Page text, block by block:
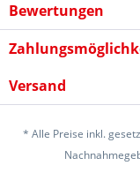
Bewertungen
Versand
* Alle Preise inkl.